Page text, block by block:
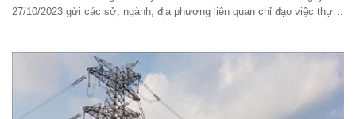
27/10/2023 gửi các sở, ngành, địa phương liên quan chỉ đạo việc thực
đến Phố Nối (Hưng Yên).